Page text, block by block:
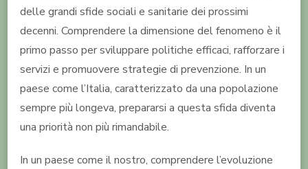
delle grandi sfide sociali e sanitarie dei prossimi
decenni. Comprendere la dimensione del fenomeno è il
primo passo per sviluppare politiche efficaci, rafforzare i
servizi e promuovere strategie di prevenzione. In un
paese come l’Italia, caratterizzato da una popolazione
sempre più longeva, prepararsi a questa sfida diventa
una priorità non più rimandabile.
In un paese come il nostro, comprendere l’evoluzione